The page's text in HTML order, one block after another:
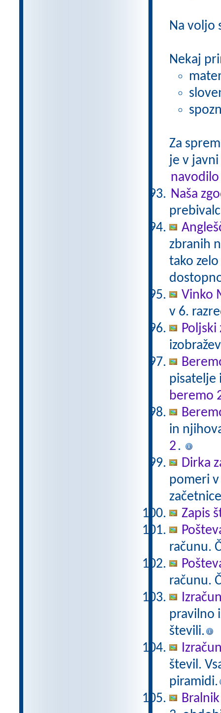
Na voljo
Nekaj
Za
je v
navodilo
Naša
zbranih
tako
Vinko
v 6.
Poljski
pisatelje
beremo
in
2.
Dirka
pomeri
Zapis
računu.
računu.
pravilno
števili.
števil.
piramidi.